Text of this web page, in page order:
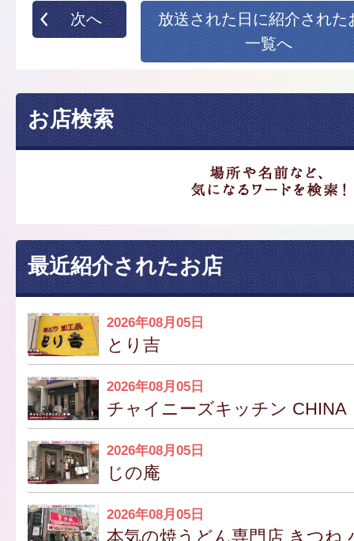
次へ
放送された日に紹介された
一覧へ
お店検索
最近紹介されたお店
2026年08月05日
とり吉
2026年08月05日
チャイニーズキッチン CHINA
2026年08月05日
じの庵
2026年08月05日
本気の焼うどん専門店 きつね